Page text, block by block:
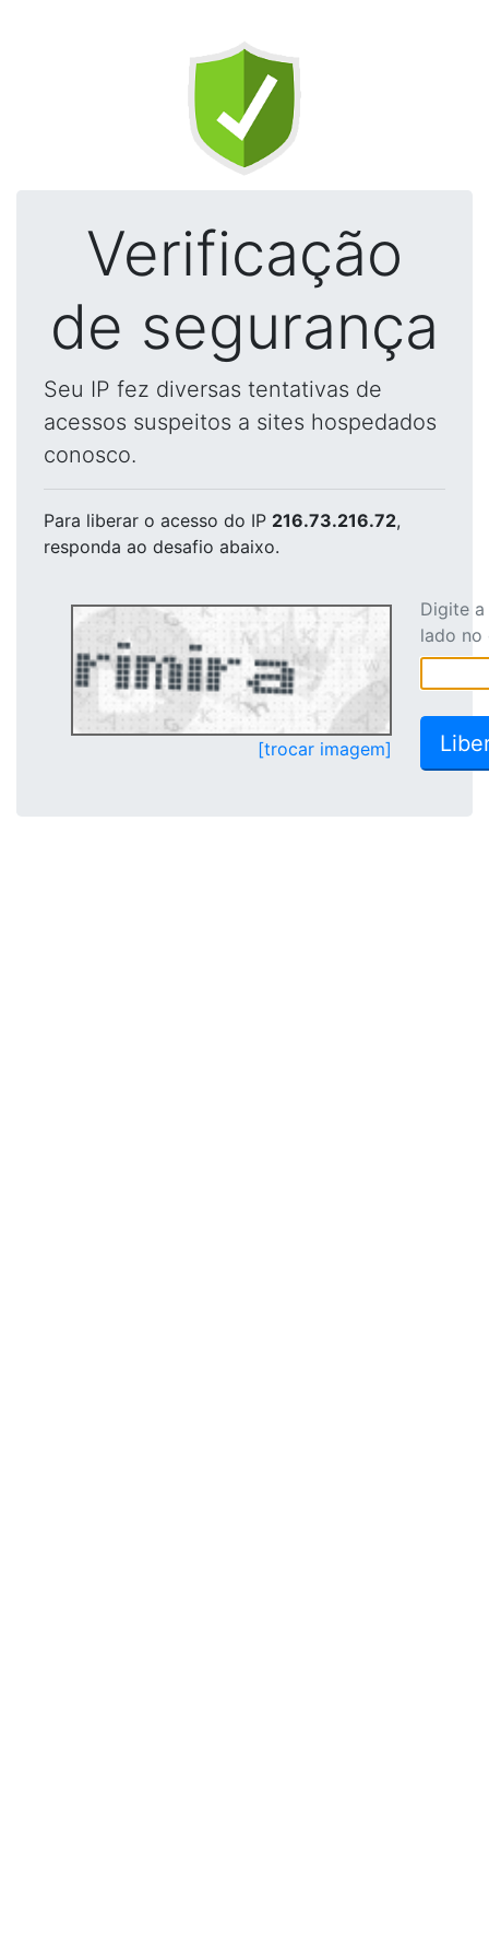
Verificação
de segurança
Seu IP fez diversas tentativas de
acessos suspeitos a sites hospedados
conosco.
Para liberar o acesso do IP 216.73.216.72,
responda ao desafio abaixo.
[trocar imagem]
Digite
lado no